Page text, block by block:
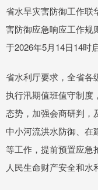
省水旱灾害防御工作联
害防御应急响应工作规
于2026年5月14日14时
省水利厅要求，全省各
执行汛期值班值守制度
态势，加强会商研判，
中小河流洪水防御、在
等工作，提前预置应急
人民生命财产安全和水